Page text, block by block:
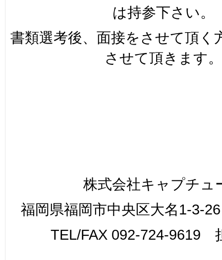
は持参下さい。
書類選考後、面接をさせて頂く
させて頂きます。
株式会社キャプチュ
福岡県福岡市中央区大名1-3-
TEL/FAX 092-724-9619